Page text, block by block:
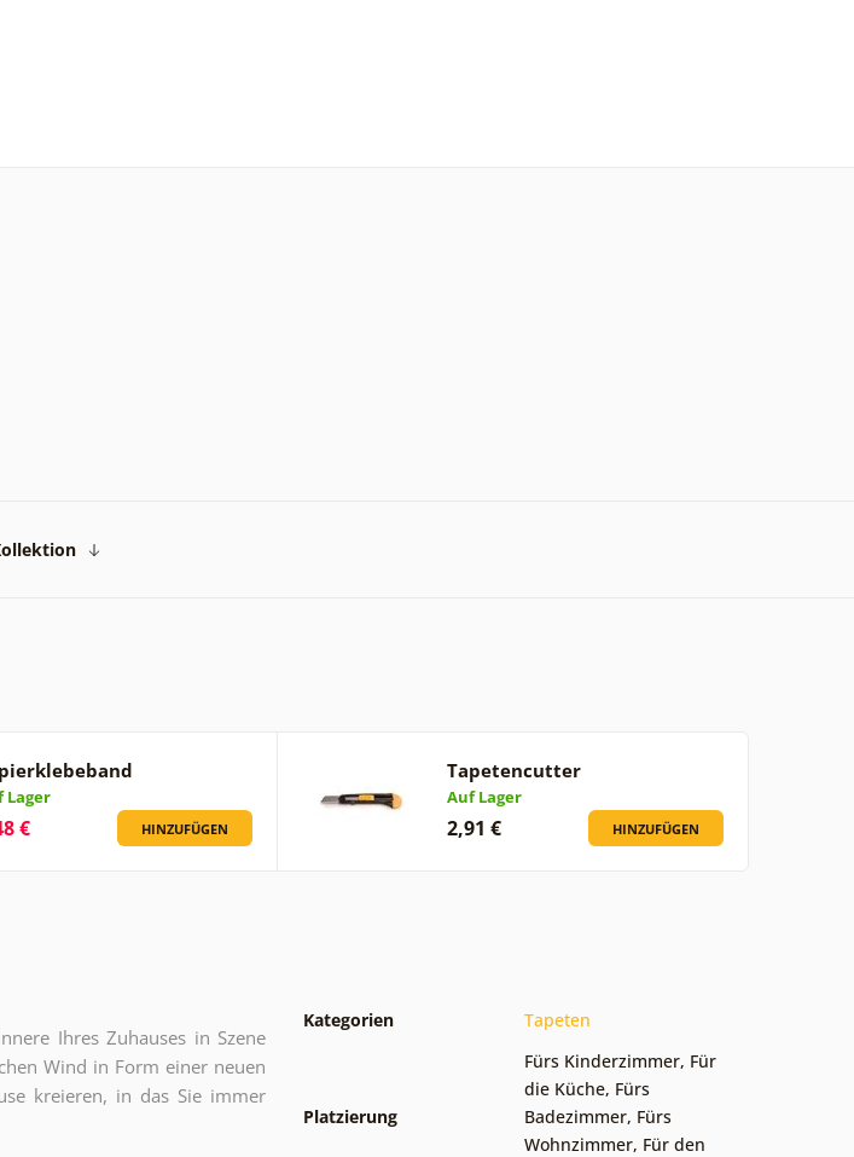
Lager
€ HINZUFÜGEN
Tapetencutter
Auf Lager
2,91 € HINZUFÜGEN
Ihres Zuhauses in Szene
Wind in Form einer neuen
kreieren, in das Sie immer
Kategorien Tapeten
Platzierung
Fürs Kinderzimmer, Für
die Küche, Fürs
Badezimmer, Fürs
Wohnzimmer, Für den